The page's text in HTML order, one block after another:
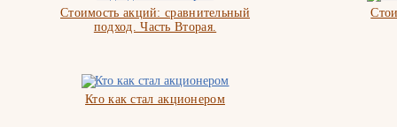
Стоимость акций: сравнительный
подход. Часть Вторая.
Кто как стал акционером